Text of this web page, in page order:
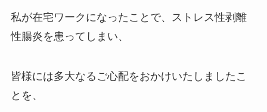
私が在宅ワークになったことで、ストレス性剥離
性腸炎を患ってしまい、
皆様には多大なるご心配をおかけいたしましたこ
とを、